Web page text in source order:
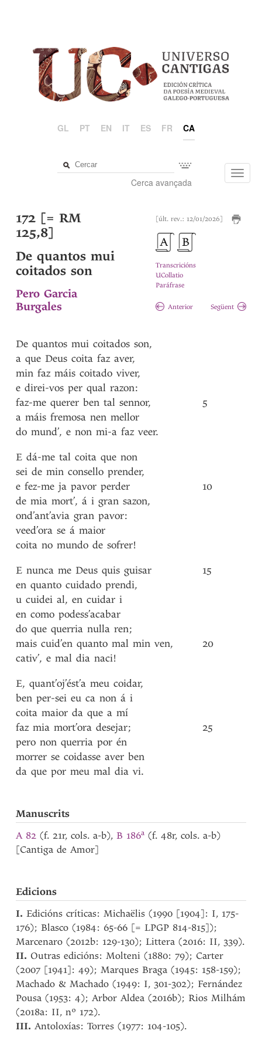
GL PT EN IT ES FR CA
Cerca avançada
[últ. rev.: 12/01/2026]
Transcricións
UCollatio
Paráfrase
Anterior Següent
172 [= RM
125,8]
De quantos mui
coitados son
Pero Garcia
Burgales
De quantos mui coitados son,
a que Deus coita faz aver,
min faz máis coitado viver,
e direi-vos per qual razon:
faz-me querer ben tal sennor,
a máis fremosa nen mellor
do mund’, e non mi-a faz veer.
E dá-me tal coita que non
sei de min consello prender,
e fez-me ja pavor perder
de mia mort’, á i gran sazon,
ond’ant’avia gran pavor:
veed’ora se á maior
coita no mundo de sofrer!
E nunca me Deus quis guisar
en quanto cuidado prendi,
u cuidei al, en cuidar i
en como podess’acabar
do que querria nulla ren;
mais cuid’en quanto mal min ven,
cativ’, e mal dia naci!
E, quant’oj’ést’a meu coidar,
ben per-sei eu ca non á i
coita maior da que a mí
faz mia mort’ora desejar;
pero non querria por én
morrer se coidasse aver ben
da que por meu mal dia vi.
5
10
15
20
25
Manuscrits
A 82 (f. 21r, cols. a-b),B 186a (f. 48r, cols. a-b)
[Cantiga de Amor]
Edicions
I. Edicións críticas: Michaëlis (1990 [1904]: I, 175-
176); Blasco (1984: 65-66 [= LPGP 814-815]);
Marcenaro (2012b: 129-130); Littera (2016: II, 339).
II. Outras edicións: Molteni (1880: 79); Carter
(2007 [1941]: 49); Marques Braga (1945: 158-159);
Machado & Machado (1949: I, 301-302); Fernández
Pousa (1953: 4); Arbor Aldea (2016b); Rios Milhám
(2018a: II, nº 172).
III. Antoloxías: Torres (1977: 104-105).